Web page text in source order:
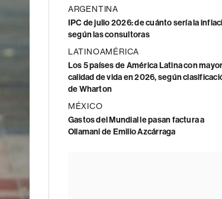
ARGENTINA
IPC de julio 2026: de cuánto sería la
según las consultoras
LATINOAMÉRICA
Los 5 países de América Latina con mayor
calidad de vida en 2026, según
de Wharton
MÉXICO
Gastos del Mundial le pasan factura a
Ollamani de Emilio Azcárraga